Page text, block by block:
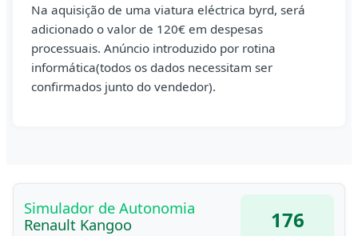
Na aquisição de uma viatura eléctrica byrd, será
adicionado o valor de 120€ em despesas
processuais. Anúncio introduzido por rotina
informática(todos os dados necessitam ser
confirmados junto do vendedor).
Simulador de Autonomia
Renault Kangoo
176